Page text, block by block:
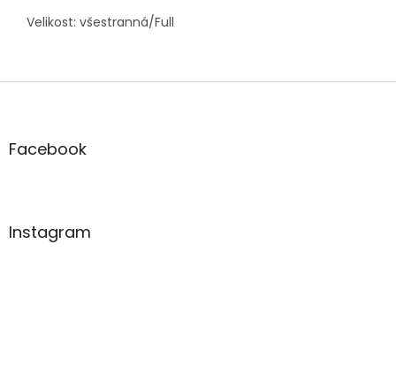
Velikost: všestranná/Full
Z
aFacebook
Instagram